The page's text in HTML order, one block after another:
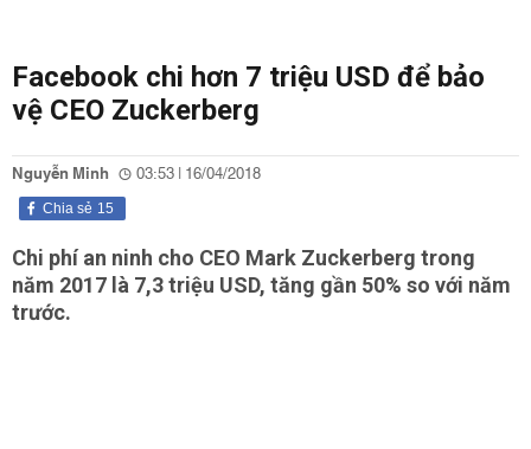
Facebook chi hơn 7 triệu USD để bảo
vệ CEO Zuckerberg
Nguyễn Minh 03:53 | 16/04/2018
15
Chia sẻ
Chi phí an ninh cho CEO Mark Zuckerberg trong
năm 2017 là 7,3 triệu USD, tăng gần 50% so với năm
trước.